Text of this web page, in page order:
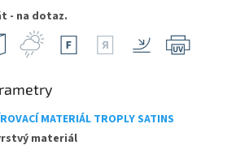
- na dotaz.
MATERIÁL TROPLY SATINS
materiál